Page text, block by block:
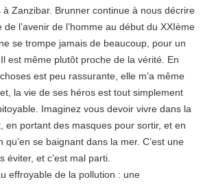
à Zanzibar. Brunner continue à nous décrire
l’avenir de l’homme au début du XXIème
se trompe jamais de beaucoup, pour un
est même plutôt proche de la vérité. En
est peu rassurante, elle m’a même
la vie de ses héros est tout simplement
Imaginez vous devoir vivre dans la
en portant des masques pour sortir, et en
se baignant dans la mer. C’est une
éviter, et c’est mal parti.
effroyable de la pollution : une